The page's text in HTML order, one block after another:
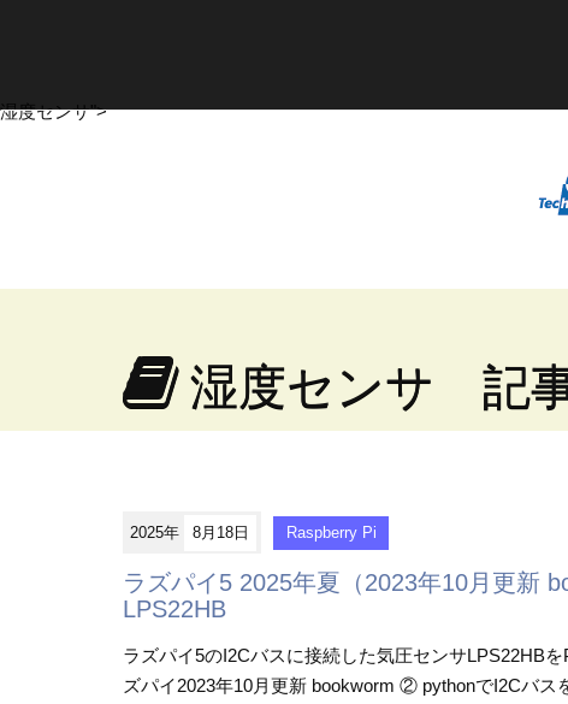
湿度センサ">
湿度センサ 記
2025年 8月18日 Raspberry Pi
ラズパイ5 2025年夏（2023年10月更新
LPS22HB
ラズパイ5のI2Cバスに接続した気圧センサLPS22HB
ズパイ2023年10月更新 bookworm ② pythonでI2Cバス